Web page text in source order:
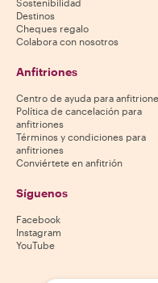
Destinos
Cheques regalo
Colabora con nosotros
Anfitriones
Centro de ayuda para
Política de cancelación para
anfitriones
Términos y condiciones para
anfitriones
Conviértete en anfitrión
Síguenos
Facebook
Instagram
YouTube